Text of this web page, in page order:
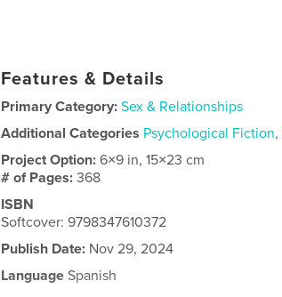
Features & Details
Primary Category: Sex & Relationships
Additional Categories Psychological Fiction,
Project Option:6×9 in, 15×23 cm
# of Pages:368
ISBN
Softcover: 9798347610372
Publish Date: Nov 29, 2024
Language Spanish